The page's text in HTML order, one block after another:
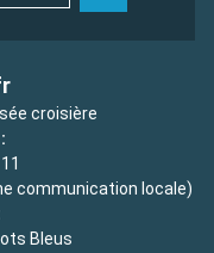
croisière
communication locale)
Bleus